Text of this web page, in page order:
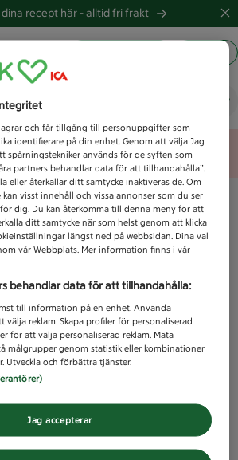
dina recept här -alltid fri frakt
efter idag?
Unknown error
och får tillgång till personuppgifter som
identifierare på din enhet. Genom att välja Jag
spårningstekniker används för de syften som
partners behandlar data för att tillhandahålla”.
eller återkallar ditt samtycke inaktiveras de. Om
kan visst innehåll och vissa annonser som du ser
dig. Du kan återkomma till denna meny för att
ditt samtycke när som helst genom att klicka
längst ned på webbsidan. Dina val
vår Webbplats. Mer information finns i vår
behandlar data för att tillhandahålla:
till information på en enhet. Använda
välja reklam. Skapa profiler för personaliserad
för att välja personaliserad reklam. Mäta
målgrupper genom statistik eller kombinationer
Utveckla och förbättra tjänster.
Jag accepterar